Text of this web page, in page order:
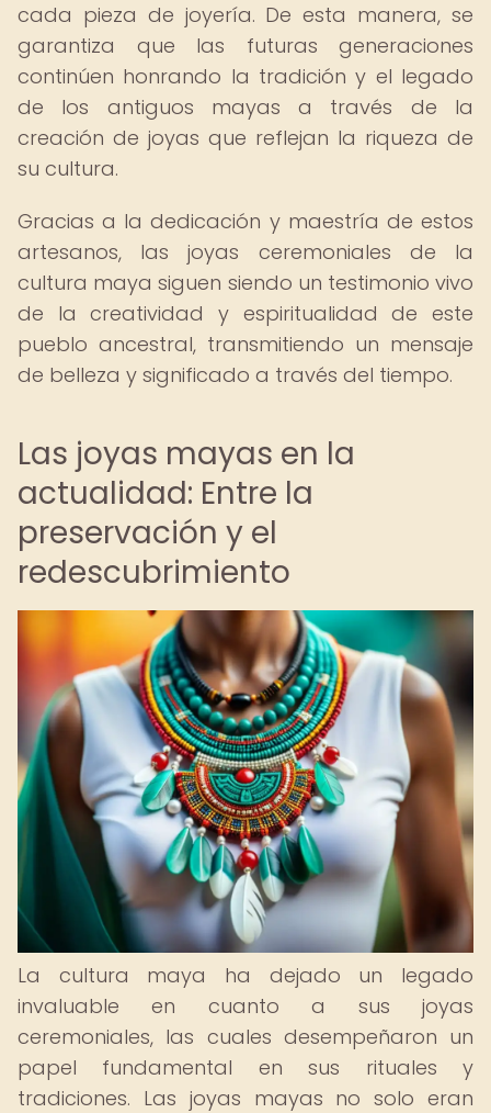
cada pieza de joyería. De esta manera, se
garantiza que las futuras generaciones
continúen honrando la tradición y el legado
de los antiguos mayas a través de la
creación de joyas que reflejan la riqueza de
su cultura.
Gracias a la dedicación y maestría de estos
artesanos, las joyas ceremoniales de la
cultura maya siguen siendo un testimonio vivo
de la creatividad y espiritualidad de este
pueblo ancestral, transmitiendo un mensaje
de belleza y significado a través del tiempo.
Las joyas mayas en la
actualidad: Entre la
preservación y el
redescubrimiento
La cultura maya ha dejado un legado
invaluable en cuanto a sus joyas
ceremoniales, las cuales desempeñaron un
papel fundamental en sus rituales y
tradiciones. Las joyas mayas no solo eran